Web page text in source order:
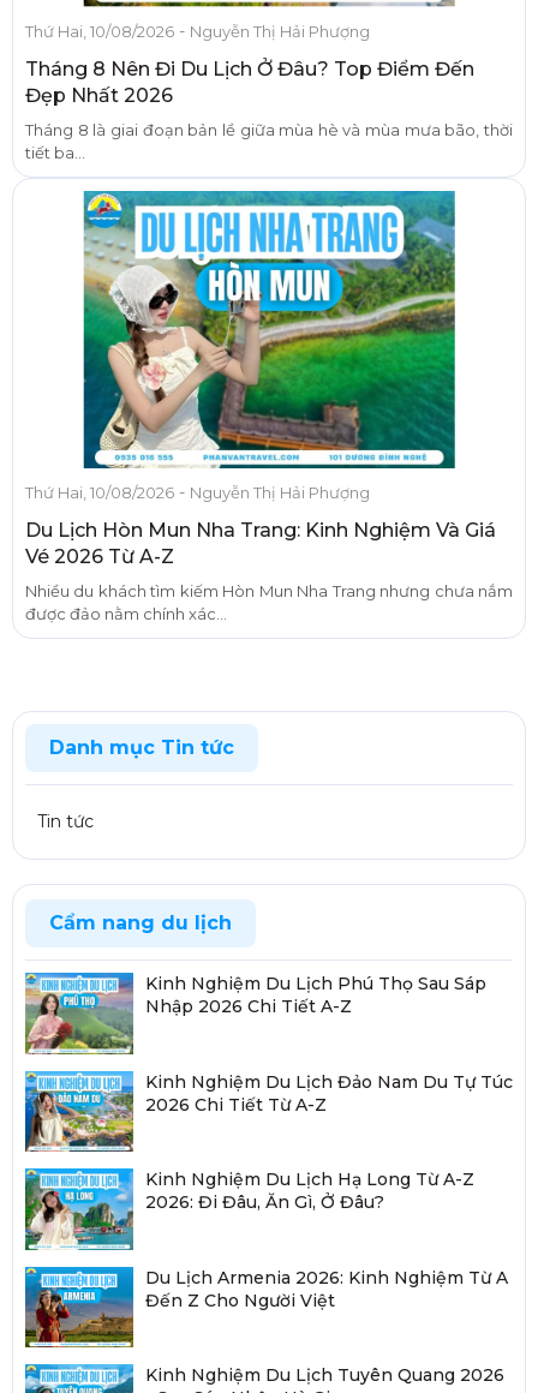
Thứ Hai, 10/08/2026 - Nguyễn Thị Hải Phượng
Tháng 8 Nên Đi Du Lịch Ở Đâu? Top Điểm Đến
Đẹp Nhất 2026
Tháng 8 là giai đoạn bản lề giữa mùa hè và mùa mưa bão, thời
tiết ba...
Thứ Hai, 10/08/2026 - Nguyễn Thị Hải Phượng
Du Lịch Hòn Mun Nha Trang: Kinh Nghiệm Và Giá
Vé 2026 Từ A-Z
Nhiều du khách tìm kiếm Hòn Mun Nha Trang nhưng chưa nắm
được đảo nằm chính xác...
Danh mục Tin tức
Tin tức
Cẩm nang du lịch
Kinh Nghiệm Du Lịch Phú Thọ Sau Sáp
Nhập 2026 Chi Tiết A-Z
Kinh Nghiệm Du Lịch Đảo Nam Du Tự Túc
2026 Chi Tiết Từ A-Z
Kinh Nghiệm Du Lịch Hạ Long Từ A-Z
2026: Đi Đâu, Ăn Gì, Ở Đâu?
Du Lịch Armenia 2026: Kinh Nghiệm Từ A
Đến Z Cho Người Việt
Kinh Nghiệm Du Lịch Tuyên Quang 2026